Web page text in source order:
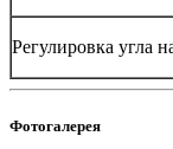
Регулировка
Фотогалерея